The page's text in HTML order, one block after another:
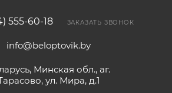
555-60-18 ЗАКАЗАТЬ ЗВОНОК
info@beloptovik.by
Минская обл., аг.
ул. Мира, д.1